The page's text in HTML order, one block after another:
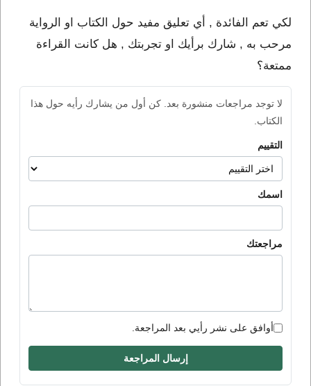
لكي تعم الفائدة , أي تعليق مفيد حول الكتاب او الرواية
مرحب به , شارك برأيك او تجربتك , هل كانت القراءة
ممتعة؟
لا توجد مراجعات منشورة بعد. كن أول من يشارك رأيه حول هذا
الكتاب.
التقييم
اسمك
مراجعتك
أوافق على نشر رأيي بعد المراجعة.
إرسال المراجعة